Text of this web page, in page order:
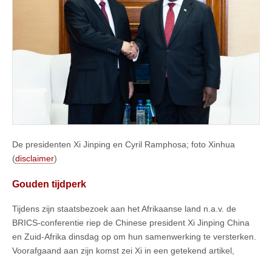
De presidenten Xi Jinping en Cyril Ramphosa; foto Xinhua
(disclaimer)
Gouden tijdperk
Tijdens zijn staatsbezoek aan het Afrikaanse land n.a.v. de
BRICS-conferentie riep de Chinese president Xi Jinping China
en Zuid-Afrika dinsdag op om hun samenwerking te versterken.
Voorafgaand aan zijn komst zei Xi in een getekend artikel,